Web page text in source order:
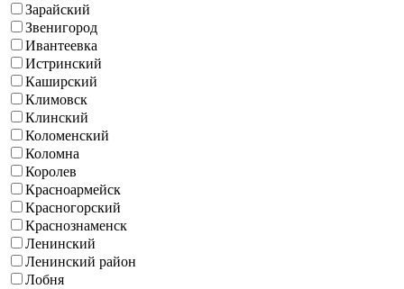
Зарайский
Звенигород
Ивантеевка
Истринский
Каширский
Климовск
Клинский
Коломенский
Коломна
Королев
Красноармейск
Красногорский
Краснознаменск
Ленинский
Ленинский район
Лобня